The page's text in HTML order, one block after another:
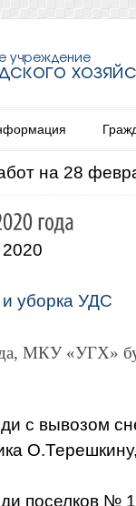
на 28
уборка УДС
МКУ «УГХ»
с вывозом
поселков №